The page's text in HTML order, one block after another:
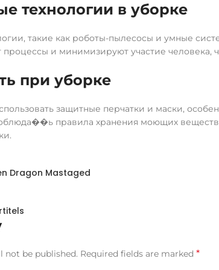
технологии в уборке
такие как роботы-пылесосы и умные
и минимизируют участие человека,
при уборке
защитные перчатки и маски,
правила хранения моющих
Dragon Mastaged
not be published. Required fields are marked *